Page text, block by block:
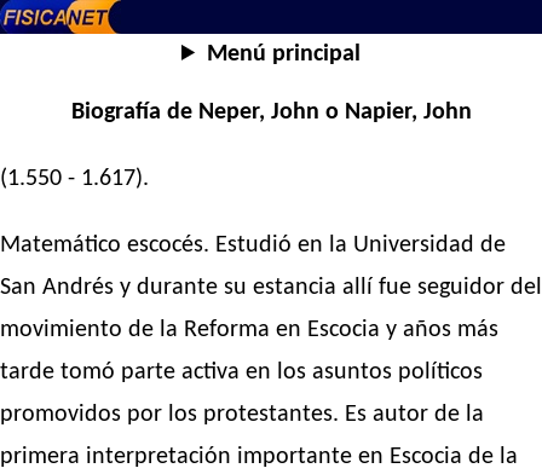
Menú principal
Biografía de Neper, John o Napier, John
(1.550 - 1.617).
Matemático escocés. Estudió en la Universidad de
San Andrés y durante su estancia allí fue seguidor del
movimiento de la Reforma en Escocia y años más
tarde tomó parte activa en los asuntos políticos
promovidos por los protestantes. Es autor de la
primera interpretación importante en Escocia de la